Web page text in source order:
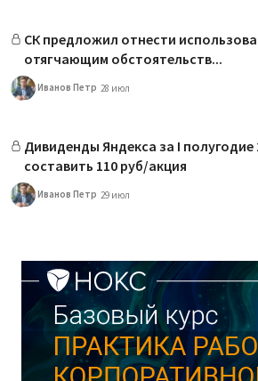
СК предложил отнести
отягчающим обстоятельств...
Иванов Петр 28 июл
Дивиденды Яндекса за I полугодие
составить 110 руб/акция
Иванов Петр 29 июл